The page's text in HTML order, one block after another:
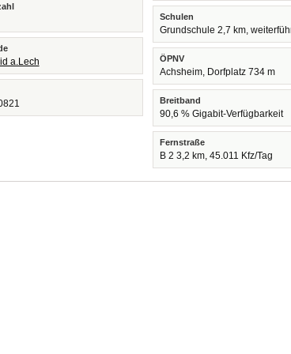
a.Lech
Schulen
Grundschule 2,7 km,
ÖPNV
Achsheim, Dorfplatz 734 m
Breitband
90,6 % Gigabit-Verfügbarkeit
Fernstraße
B 2 3,2 km, 45.011 Kfz/Tag